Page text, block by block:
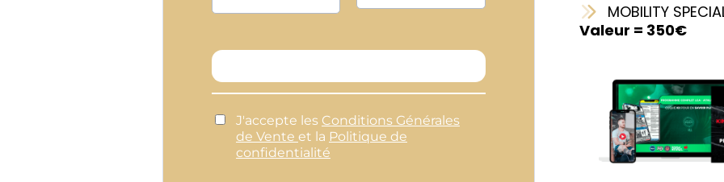
J'accepte les Conditions Générales
de Vente et la Politique de
confidentialité
MOBILITY
Valeur = 350€